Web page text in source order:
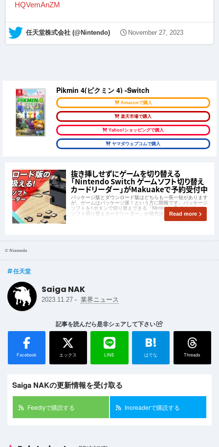
HQVemAnZM
— 任天堂株式会社 (@Nintendo) November 27, 2023
Pikmin 4(ピクミン 4) -Switch
Amazonで購入
楽天市場で購入
Yahoo!ショッピングで購入
ヤマダウェブコムで購入
抜き挿しせずにゲームを切り替える
「Nintendo Switch ゲームソフト切り替え
カードリーダー」がMakuakeで予約受付中
パッケージ版とダウンロード版はどちらも一長一短があります
が、ゲームはパッケージ派！という方に朗報です。パッケージ
ソフトを1ボタンで切り替えできる「Nintendo Switch ゲーム
ソフト切り替えカードリーダー」が発売決定しました！
Read more
© Nintendo
任天堂
Saiga NAK
2023.11.27 - 業界ニュース
記事を読んだら是非シェアして下さい
Facebook エックス LINE
B!
はてな Threads
Saiga NAKの更新情報を受け取る
Feedlyで購読する Inoreaderで購読する